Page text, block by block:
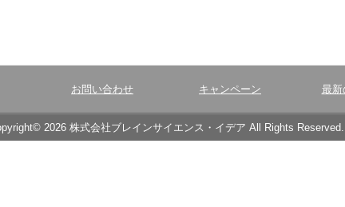
お問い合わせ キャンペーン 最新
2026 株式会社ブレインサイエンス・イデア All Rights Reserved.